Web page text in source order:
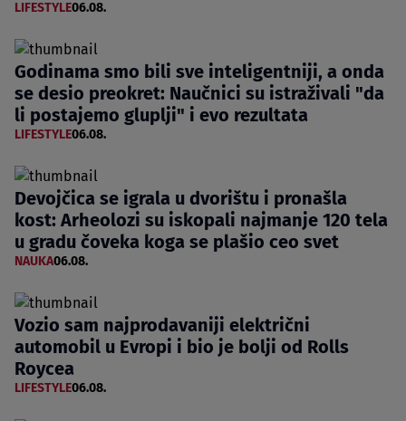
LIFESTYLE06.08.
Godinama smo bili sve inteligentniji, a onda
se desio preokret: Naučnici su istraživali "da
li postajemo gluplji" i evo rezultata
LIFESTYLE06.08.
Devojčica se igrala u dvorištu i pronašla
kost: Arheolozi su iskopali najmanje 120 tela
u gradu čoveka koga se plašio ceo svet
NAUKA06.08.
Vozio sam najprodavaniji električni
automobil u Evropi i bio je bolji od Rolls
Roycea
LIFESTYLE06.08.